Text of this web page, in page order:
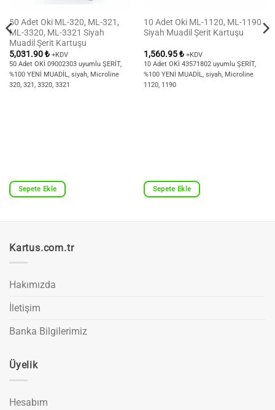
50 Adet Oki ML-320, ML-321,
ML-3320, ML-3321 Siyah
Muadil Şerit Kartuşu
5,031.90₺ +KDV
50 Adet OKİ 09002303 uyumlu ŞERİT,
%100 YENİ MUADİL, siyah, Microline
320, 321, 3320, 3321
Sepete Ekle
10 Adet Oki ML-1120, ML-1190
Siyah Muadil Şerit Kartuşu
1,560.95₺ +KDV
10 Adet OKİ 43571802 uyumlu ŞERİT,
%100 YENİ MUADİL, siyah, Microline
1120, 1190
Sepete Ekle
Kartus.com.tr
Hakımızda
İletişim
Banka Bilgilerimiz
Üyelik
Hesabım